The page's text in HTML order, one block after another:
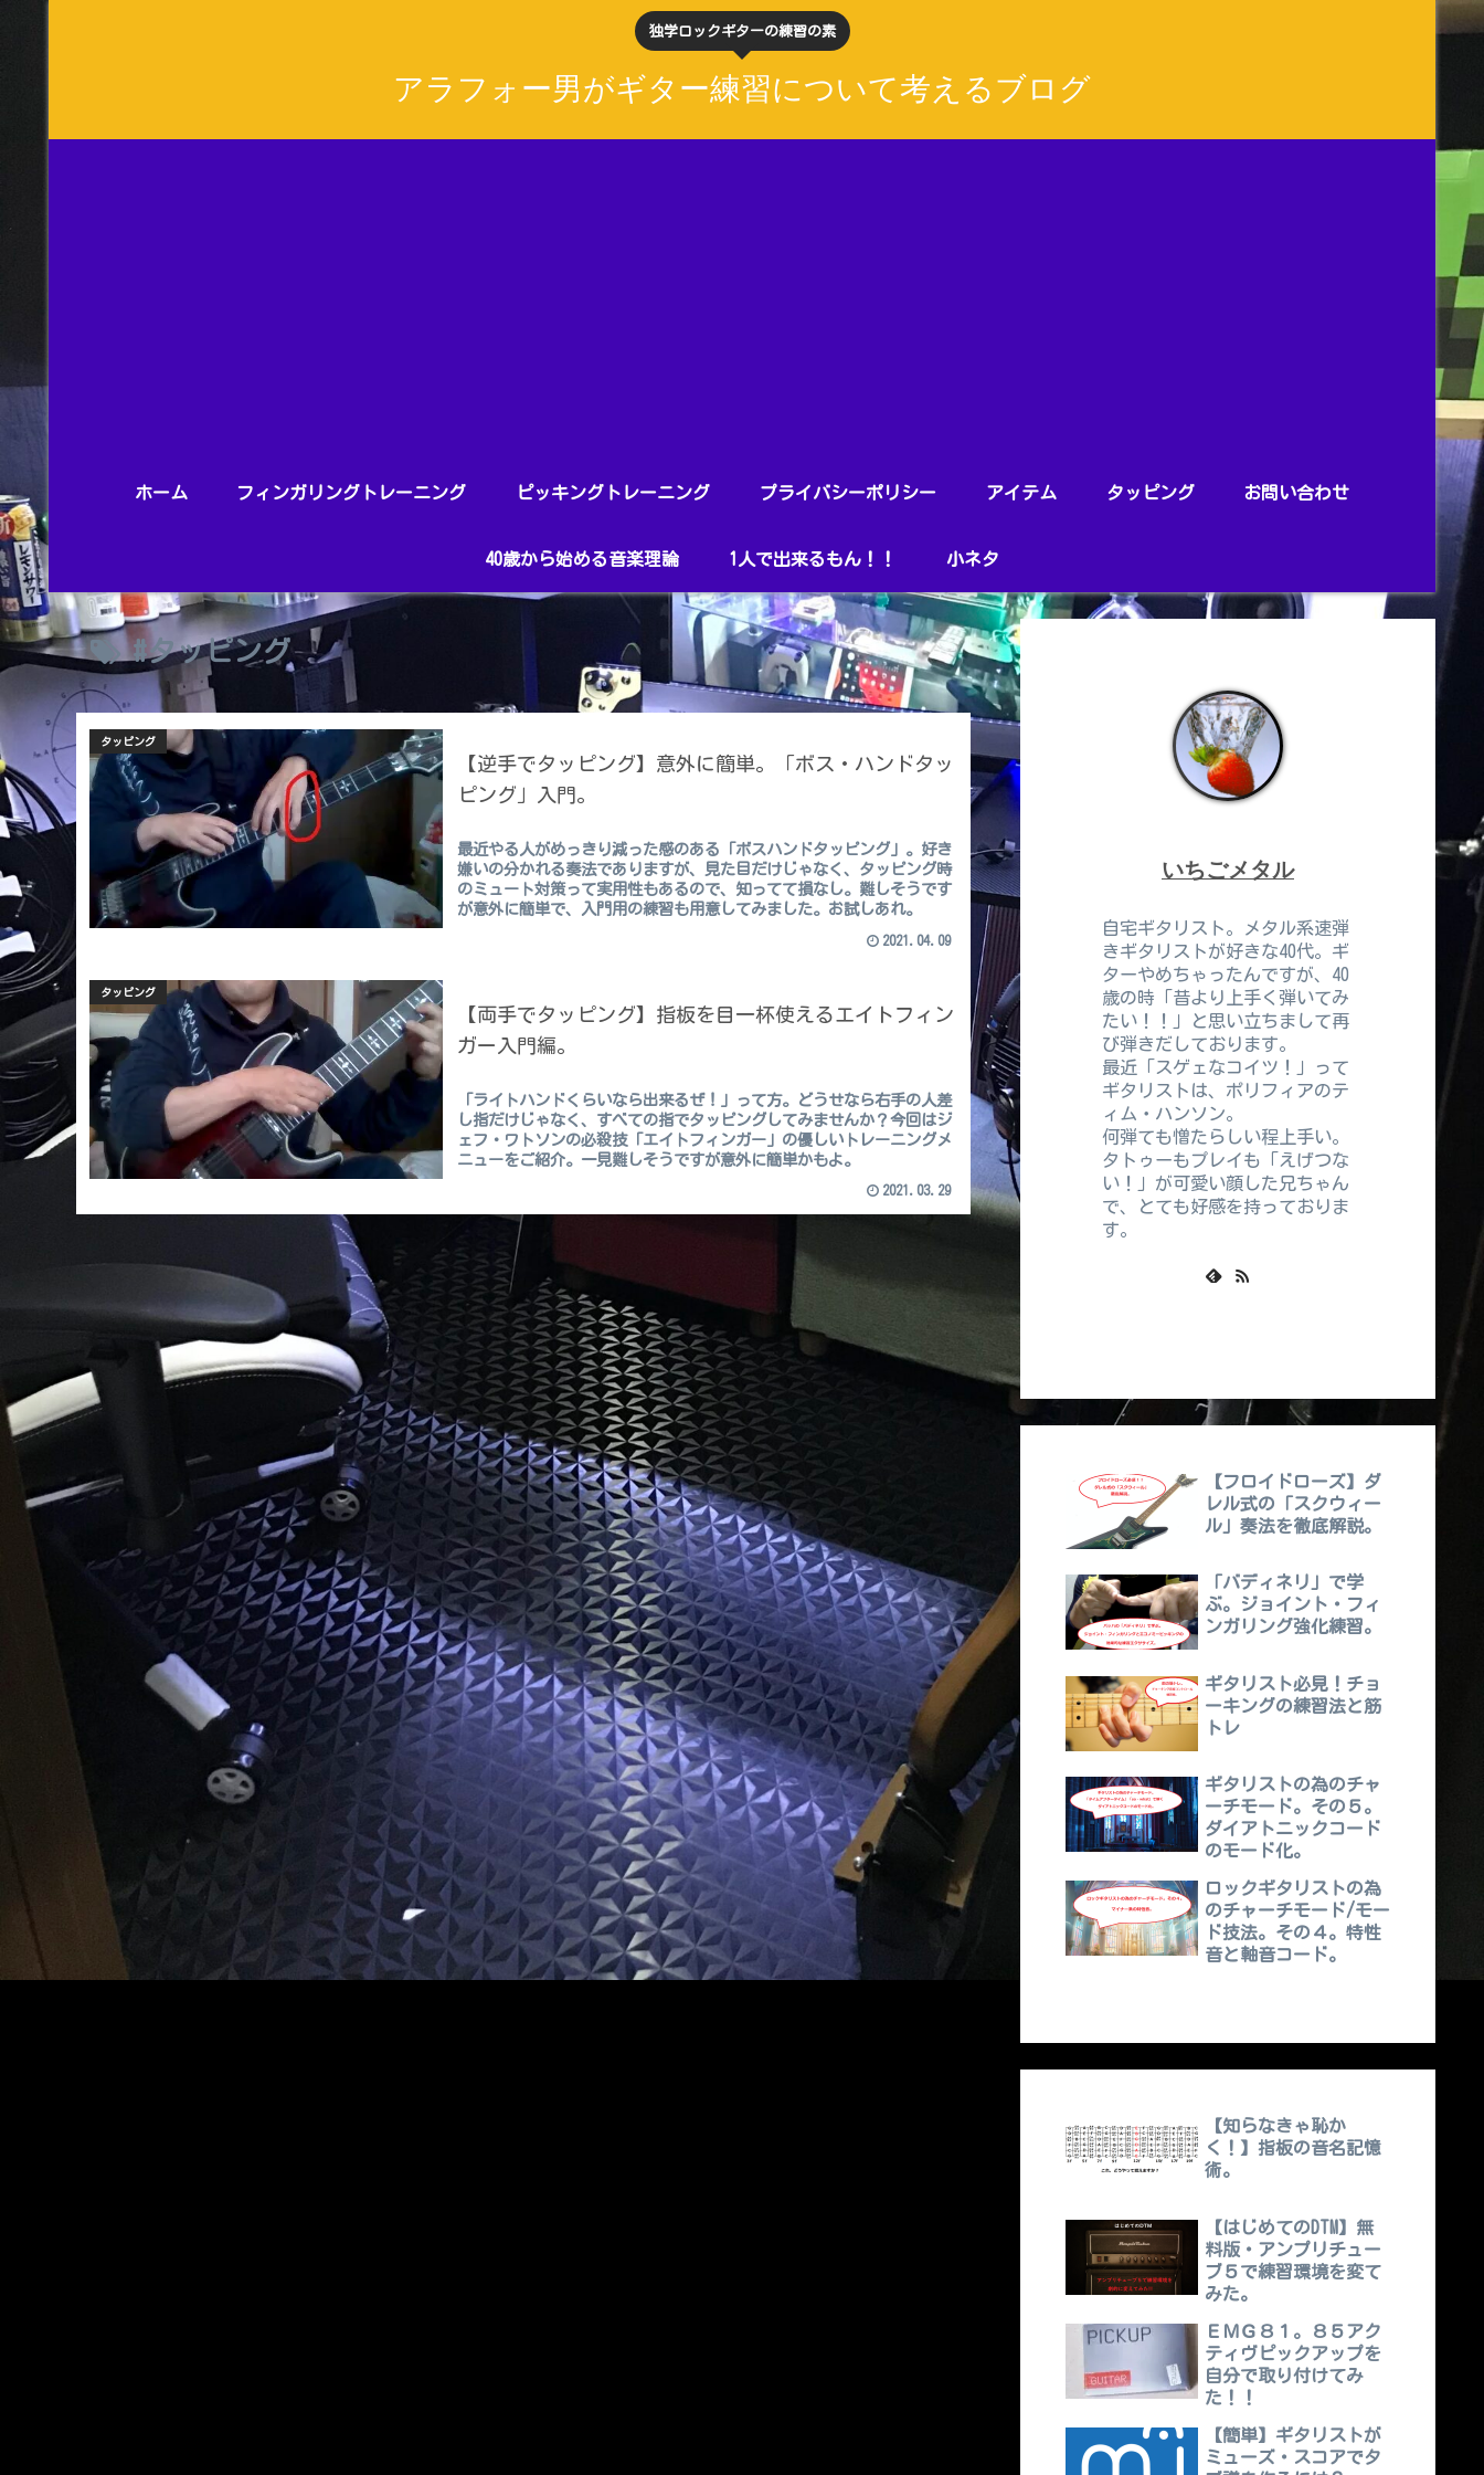
独学ロックギターの練習の素
アラフォー男がギター練習について考えるブログ
ホーム フィンガリングトレーニング ピッキングトレーニング プライバシーポリシー アイテム タッピング お問い合わせ
40歳から始める音楽理論 1人で出来るもん！！ 小ネタ
#タッピング
タッピング
【逆手でタッピング】意外に簡単。「ボス・ハンドタッ
ピング」入門。
最近やる人がめっきり減った感のある「ボスハンドタッピング」。好き
嫌いの分かれる奏法でありますが、見た目だけじゃなく、タッピング時
のミュート対策って実用性もあるので、知ってて損なし。難しそうです
が意外に簡単で、入門用の練習も用意してみました。お試しあれ。
2021.04.09
タッピング
【両手でタッピング】指板を目一杯使えるエイトフィン
ガー入門編。
「ライトハンドくらいなら出来るぜ！」って方。どうせなら右手の人差
し指だけじゃなく、すべての指でタッピングしてみませんか？今回はジ
ェフ・ワトソンの必殺技「エイトフィンガー」の優しいトレーニングメ
ニューをご紹介。一見難しそうですが意外に簡単かもよ。
2021.03.29
いちごメタル
自宅ギタリスト。メタル系速弾
きギタリストが好きな40代。ギ
ターやめちゃったんですが、40
歳の時「昔より上手く弾いてみ
たい！！」と思い立ちまして再
び弾きだしております。
最近「スゲェなコイツ！」って
ギタリストは、ポリフィアのテ
ィム・ハンソン。
何弾ても憎たらしい程上手い。
タトゥーもプレイも「えげつな
い！」が可愛い顔した兄ちゃん
で、とても好感を持っておりま
す。
【フロイドローズ】ダ
レル式の「スクウィー
ル」奏法を徹底解説。
「バディネリ」で学
ぶ。ジョイント・フィ
ンガリング強化練習。
ギタリスト必見！チョ
ーキングの練習法と筋
トレ
ギタリストの為のチャ
ーチモード。その５。
ダイアトニックコード
のモード化。
ロックギタリストの為
のチャーチモード/モー
ド技法。その４。特性
音と軸音コード。
【知らなきゃ恥か
く！】指板の音名記憶
術。
【はじめてのDTM】無
料版・アンプリチュー
ブ５で練習環境を変て
みた。
ＥＭＧ８１。８５アク
ティヴピックアップを
自分で取り付けてみ
た！！
【簡単】ギタリストが
ミューズ・スコアでタ